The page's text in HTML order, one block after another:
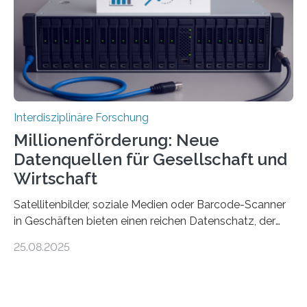
Analyse der Herstellung, Technologie und Inhalte von
51 keramischen Ölgefäßen aus der phönizischen
Siedlung Mozia auf…
Interdisziplinäre Forschung
Millionenförderung: Neue
Datenquellen für Gesellschaft und
Wirtschaft
Satellitenbilder, soziale Medien oder Barcode-Scanner
in Geschäften bieten einen reichen Datenschatz, der
wird. Neue KI-gestützte Methoden helfen hier bei der
25.08.2025